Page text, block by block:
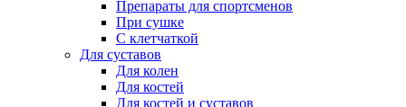
Препараты для спортсменов
При сушке
С клетчаткой
Для суставов
Для колен
Для костей
Для костей и суставов